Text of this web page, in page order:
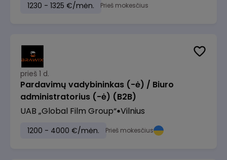
1230 - 1325 €/mėn. Prieš mokesčius
prieš 1 d.
Pardavimų vadybininkas (-ė) / Biuro
administratorius (-ė) (B2B)
UAB „Global Film Group“ Vilnius
1200 - 4000 €/mėn. Prieš mokesčius